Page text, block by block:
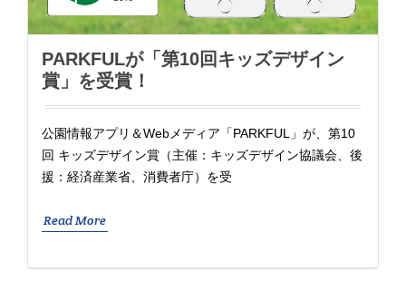
PARKFULが「第10回キッズデザイン
賞」を受賞！
公園情報アプリ＆Webメディア「PARKFUL」が、第10
回 キッズデザイン賞（主催：キッズデザイン協議会、後
援：経済産業省、消費者庁）を受
Read More